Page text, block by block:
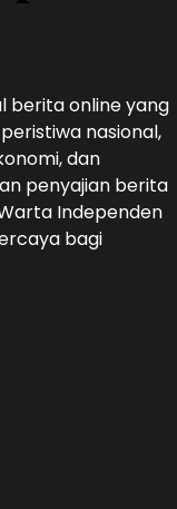
berita online yang
nasional,
dan
penyajian berita
Independen
bagi